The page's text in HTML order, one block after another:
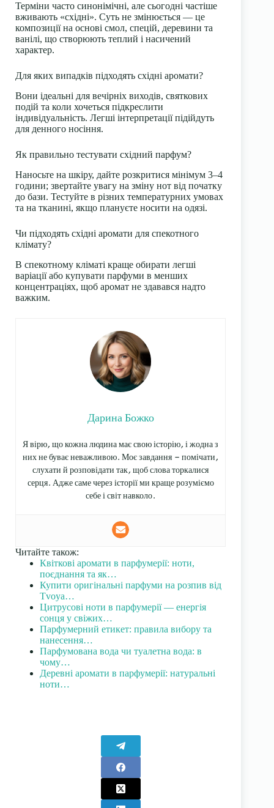
Терміни часто синонімічні, але сьогодні частіше
вживають «східні». Суть не змінюється — це
композиції на основі смол, спецій, деревини та
ванілі, що створюють теплий і насичений
характер.
Для яких випадків підходять східні аромати?
Вони ідеальні для вечірніх виходів, святкових
подій та коли хочеться підкреслити
індивідуальність. Легші інтерпретації підійдуть
для денного носіння.
Як правильно тестувати східний парфум?
Наносьте на шкіру, дайте розкритися мінімум 3–4
години; звертайте увагу на зміну нот від початку
до бази. Тестуйте в різних температурних умовах
та на тканині, якщо плануєте носити на одязі.
Чи підходять східні аромати для спекотного
клімату?
В спекотному кліматі краще обирати легші
варіації або купувати парфуми в менших
концентраціях, щоб аромат не здавався надто
важким.
Дарина Божко
Я вірю, що кожна людина має свою історію, і жодна з
них не буває неважливою. Моє завдання — помічати,
слухати й розповідати так, щоб слова торкалися
серця. Адже саме через історії ми краще розуміємо
себе і світ навколо.
Читайте також:
Квіткові аромати в парфумерії: ноти,
поєднання та як…
Купити оригінальні парфуми на розпив від
Tvoya…
Цитрусові ноти в парфумерії — енергія
сонця у свіжих…
Парфумерний етикет: правила вибору та
нанесення…
Парфумована вода чи туалетна вода: в
чому…
Деревні аромати в парфумерії: натуральні
ноти…